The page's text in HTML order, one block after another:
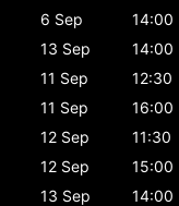
6 Sep
14:00
13 Sep
14:00
11 Sep
12:30
11 Sep
16:00
12 Sep
11:30
12 Sep
15:00
13 Sep
14:00